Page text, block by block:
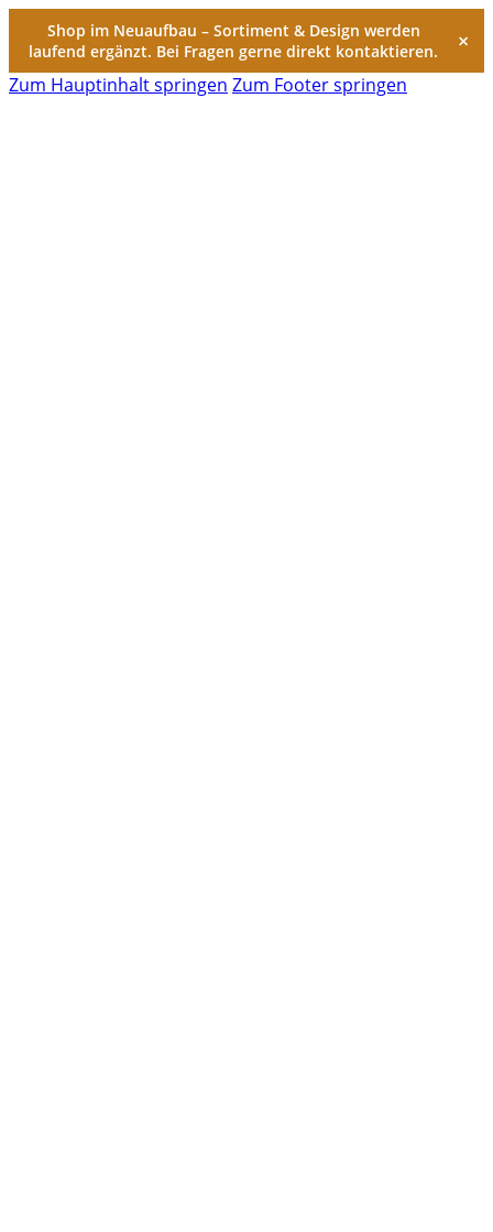
Shop im Neuaufbau – Sortiment & Design werden
laufend ergänzt. Bei Fragen gerne direkt kontaktieren.
×
Zum Hauptinhalt springen Zum Footer springen